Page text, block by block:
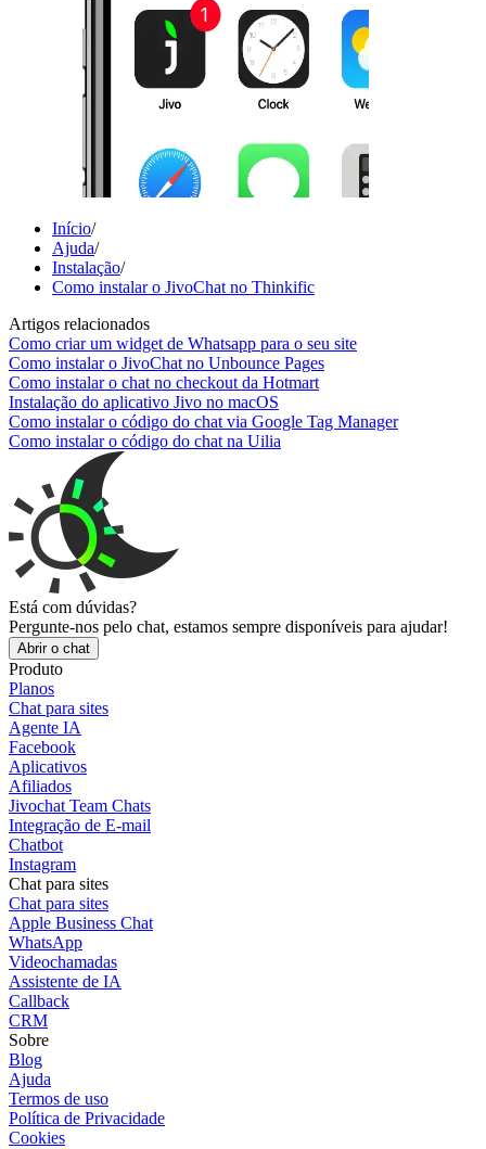
Início/
Ajuda/
Instalação/
Como instalar o JivoChat no Thinkific
Artigos relacionados
Como criar um widget de Whatsapp para o seu site
Como instalar o JivoChat no Unbounce Pages
Como instalar o chat no checkout da Hotmart
Instalação do aplicativo Jivo no macOS
Como instalar o código do chat via Google Tag Manager
Como instalar o código do chat na Uilia
Está com dúvidas?
Pergunte-nos pelo chat, estamos sempre disponíveis para ajudar!
Abrir o chat
Produto
Planos
Chat para sites
Agente IA
Facebook
Aplicativos
Afiliados
Jivochat Team Chats
Integração de E-mail
Chatbot
Instagram
Chat para sites
Chat para sites
Apple Business Chat
WhatsApp
Videochamadas
Assistente de IA
Callback
CRM
Sobre
Blog
Ajuda
Termos de uso
Política de Privacidade
Cookies